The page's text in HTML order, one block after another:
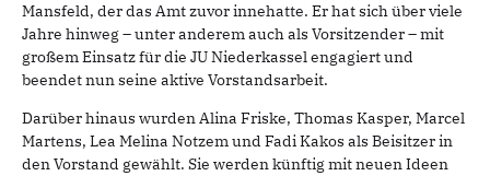
Mansfeld, der das Amt zuvor innehatte. Er hat sich über viele
Jahre hinweg – unter anderem auch als Vorsitzender – mit
großem Einsatz für die JU Niederkassel engagiert und
beendet nun seine aktive Vorstandsarbeit.
Darüber hinaus wurden Alina Friske, Thomas Kasper, Marcel
Martens, Lea Melina Notzem und Fadi Kakos als Beisitzer in
den Vorstand gewählt. Sie werden künftig mit neuen Ideen